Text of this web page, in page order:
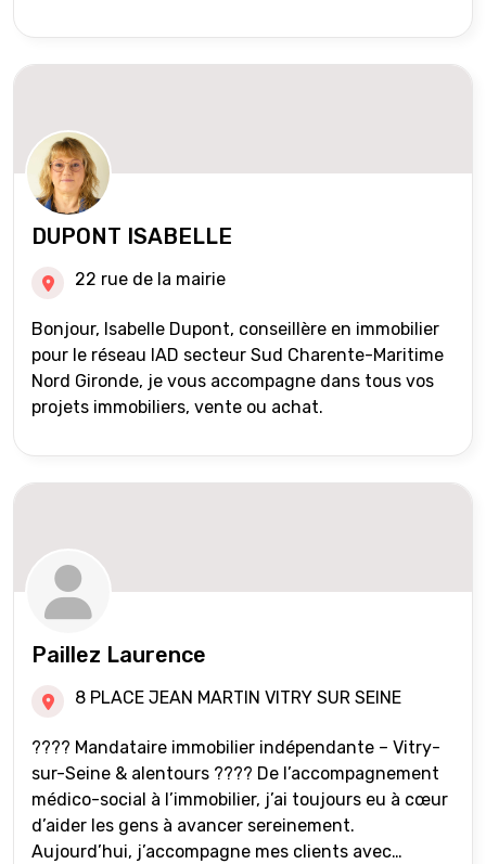
DUPONT ISABELLE
22 rue de la mairie
Bonjour, Isabelle Dupont, conseillère en immobilier
pour le réseau IAD secteur Sud Charente-Maritime
Nord Gironde, je vous accompagne dans tous vos
projets immobiliers, vente ou achat.
Paillez Laurence
8 PLACE JEAN MARTIN VITRY SUR SEINE
???? Mandataire immobilier indépendante – Vitry-
sur-Seine & alentours ???? De l’accompagnement
médico-social à l’immobilier, j’ai toujours eu à cœur
d’aider les gens à avancer sereinement.
Aujourd’hui, j’accompagne mes clients avec